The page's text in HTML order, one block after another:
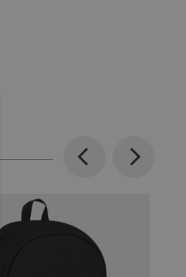
Previous Next